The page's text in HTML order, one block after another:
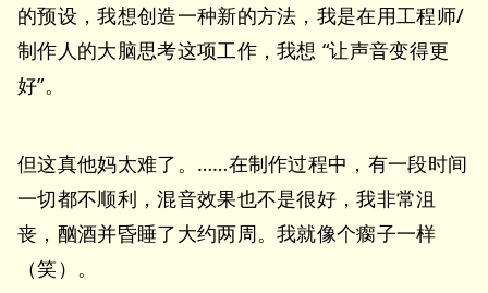
的预设，我想创造一种新的方法，我是在用工程师/
制作人的大脑思考这项工作，我想 “让声音变得更
好”。
但这真他妈太难了。……在制作过程中，有一段时间
一切都不顺利，混音效果也不是很好，我非常沮
丧，酗酒并昏睡了大约两周。我就像个瘸子一样
（笑）。